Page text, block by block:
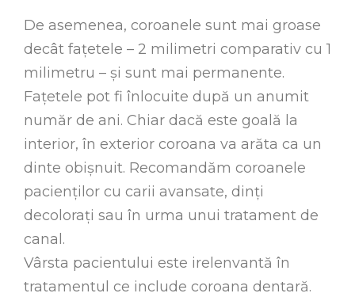
De asemenea, coroanele sunt mai groase
decât fațetele – 2 milimetri comparativ cu 1
milimetru – și sunt mai permanente.
Fațetele pot fi înlocuite după un anumit
număr de ani. Chiar dacă este goală la
interior, în exterior coroana va arăta ca un
dinte obișnuit. Recomandăm coroanele
pacienților cu carii avansate, dinți
decolorați sau în urma unui tratament de
canal.
Vârsta pacientului este irelenvantă în
tratamentul ce include coroana dentară.